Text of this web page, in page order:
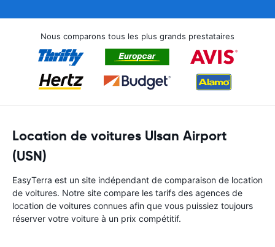
Nous comparons tous les plus grands prestataires
Location de voitures Ulsan Airport
(USN)
EasyTerra est un site indépendant de comparaison de location
de voitures. Notre site compare les tarifs des agences de
location de voitures connues afin que vous puissiez toujours
réserver votre voiture à un prix compétitif.